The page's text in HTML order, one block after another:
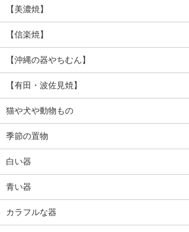
【美濃焼】
【信楽焼】
【沖縄の器やちむん】
【有田・波佐見焼】
猫や犬や動物もの
季節の置物
白い器
青い器
カラフルな器